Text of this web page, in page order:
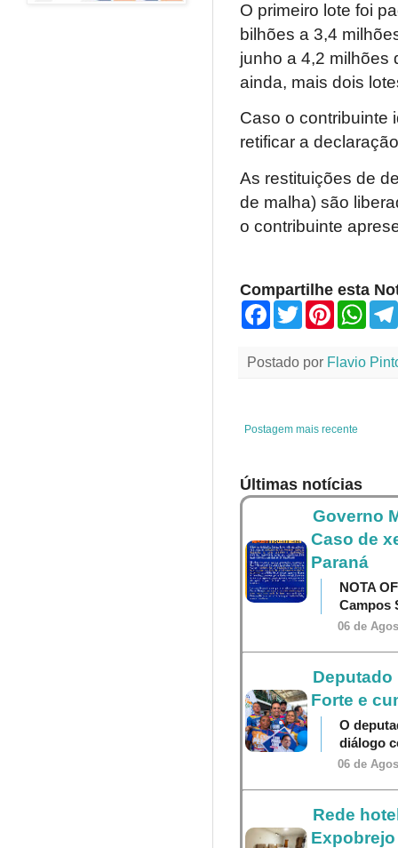
O primeiro lote foi
bilhões a 3,4
junho a 4,2 milhões
ainda, mais dois
Caso o contribuinte
retificar a
As restituições de
de malha) são
o contribuinte
Compartilhe esta
F
b
T
w
P
e
W
Postado por Flavio
Postagem mais recente
Últimas notícias
Governo
Caso de
Paraná
NOTA
Campos
06 de
Forte e
O
diálogo
06 de
Rede
Expobrejo